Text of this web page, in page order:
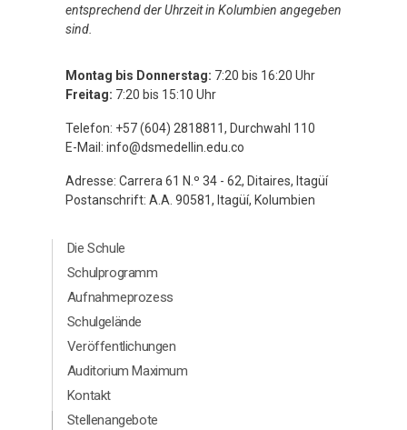
entsprechend der Uhrzeit in Kolumbien angegeben
sind.
Montag bis Donnerstag: 7:20 bis 16:20 Uhr
Freitag: 7:20 bis 15:10 Uhr
Telefon: +57 (604) 2818811, Durchwahl 110
E-Mail: info@dsmedellin.edu.co
Adresse: Carrera 61 N.º 34 - 62, Ditaires, Itagüí
Postanschrift: A.A. 90581, Itagüí, Kolumbien
Menú Principal Footer Aleman
Die Schule
Schulprogramm
Aufnahmeprozess
Schulgelände
Veröffentlichungen
Auditorium Maximum
Kontakt
Menú segundario Footer Aleman
Stellenangebote